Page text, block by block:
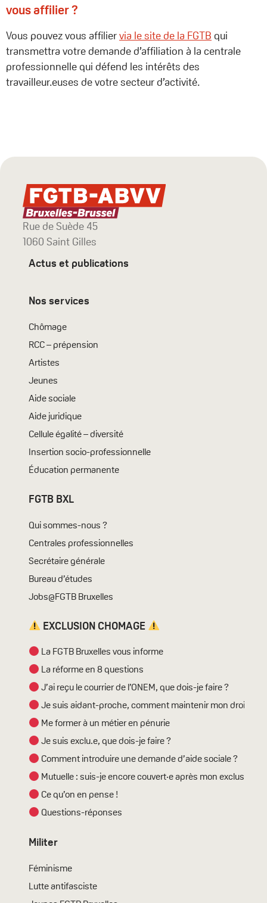
vous affilier ?
Vous pouvez vous affiliervia le site de la FGTB qui
transmettra votre demande d’affiliation à la centrale
professionnelle qui défend les intérêts des
travailleur.euses de votre secteur d’activité.
Rue de Suède 45
1060 Saint Gilles
Actus et publications
Nos services
Chômage
RCC – prépension
Artistes
Jeunes
Aide sociale
Aide juridique
Cellule égalité – diversité
Insertion socio-professionnelle
Éducation permanente
FGTB BXL
Qui sommes-nous ?
Centrales professionnelles
Secrétaire générale
Bureau d’études
Jobs@FGTB Bruxelles
EXCLUSION CHOMAGE
La FGTB Bruxelles vous informe
La réforme en 8 questions
J’ai reçu le courrier de l’ONEM, que dois-je faire ?
Je suis aidant-proche, comment maintenir mon droit ?
Me former à un métier en pénurie
Je suis exclu.e, que dois-je faire ?
Comment introduire une demande d’aide sociale ?
Mutuelle : suis-je encore couvert·e après mon exclusion ?
Ce qu’on en pense !
Questions-réponses
Militer
Féminisme
Lutte antifasciste